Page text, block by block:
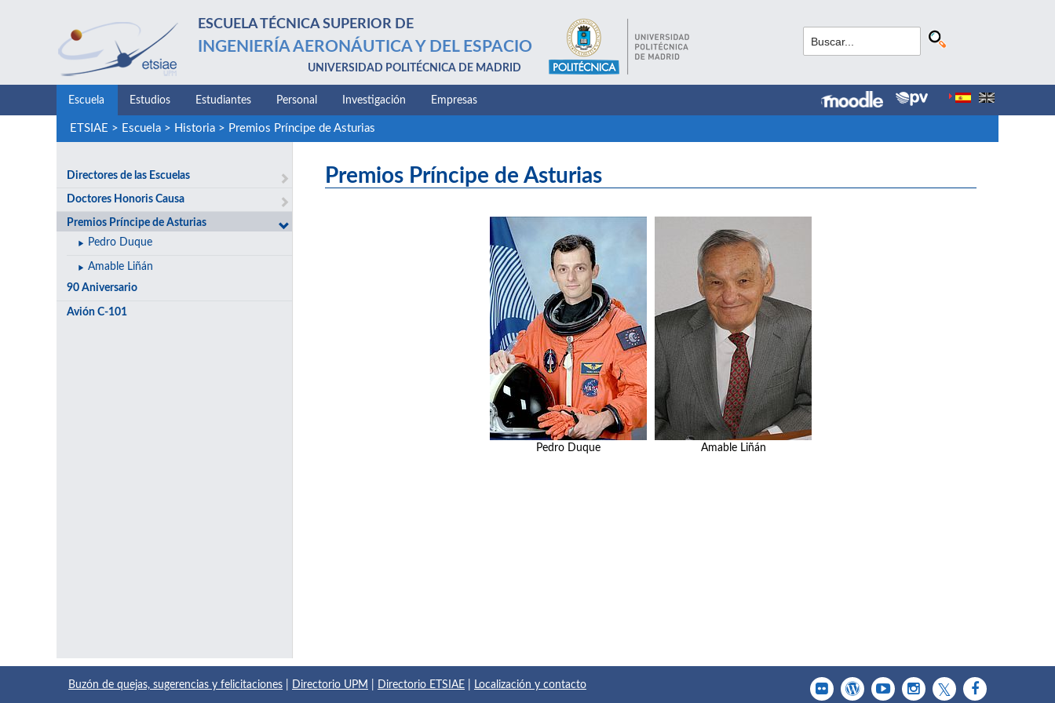
ESCUELA TÉCNICA SUPERIOR DE
INGENIERÍA AERONÁUTICA Y DEL ESPACIO
UNIVERSIDAD POLITÉCNICA DE MADRID
Escuela Estudios Estudiantes Personal Investigación Empresas
ETSIAE > Escuela> Historia> Premios Príncipe de Asturias
Directores de las Escuelas
Doctores Honoris Causa
Premios Príncipe de Asturias
Pedro Duque
Amable Liñán
90 Aniversario
Avión C-101
Premios Príncipe de Asturias
Pedro Duque Amable Liñán
Buzón de quejas, sugerencias y felicitaciones Directorio UPM Directorio ETSIAE Localización y contacto